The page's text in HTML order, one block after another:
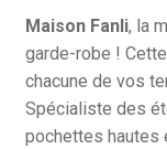
Maison Fanli, la
garde-robe !
chacune de vos
Spécialiste des
pochettes hautes